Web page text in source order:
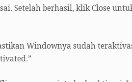
Setelah berhasil, klik Close
Windownya sudah